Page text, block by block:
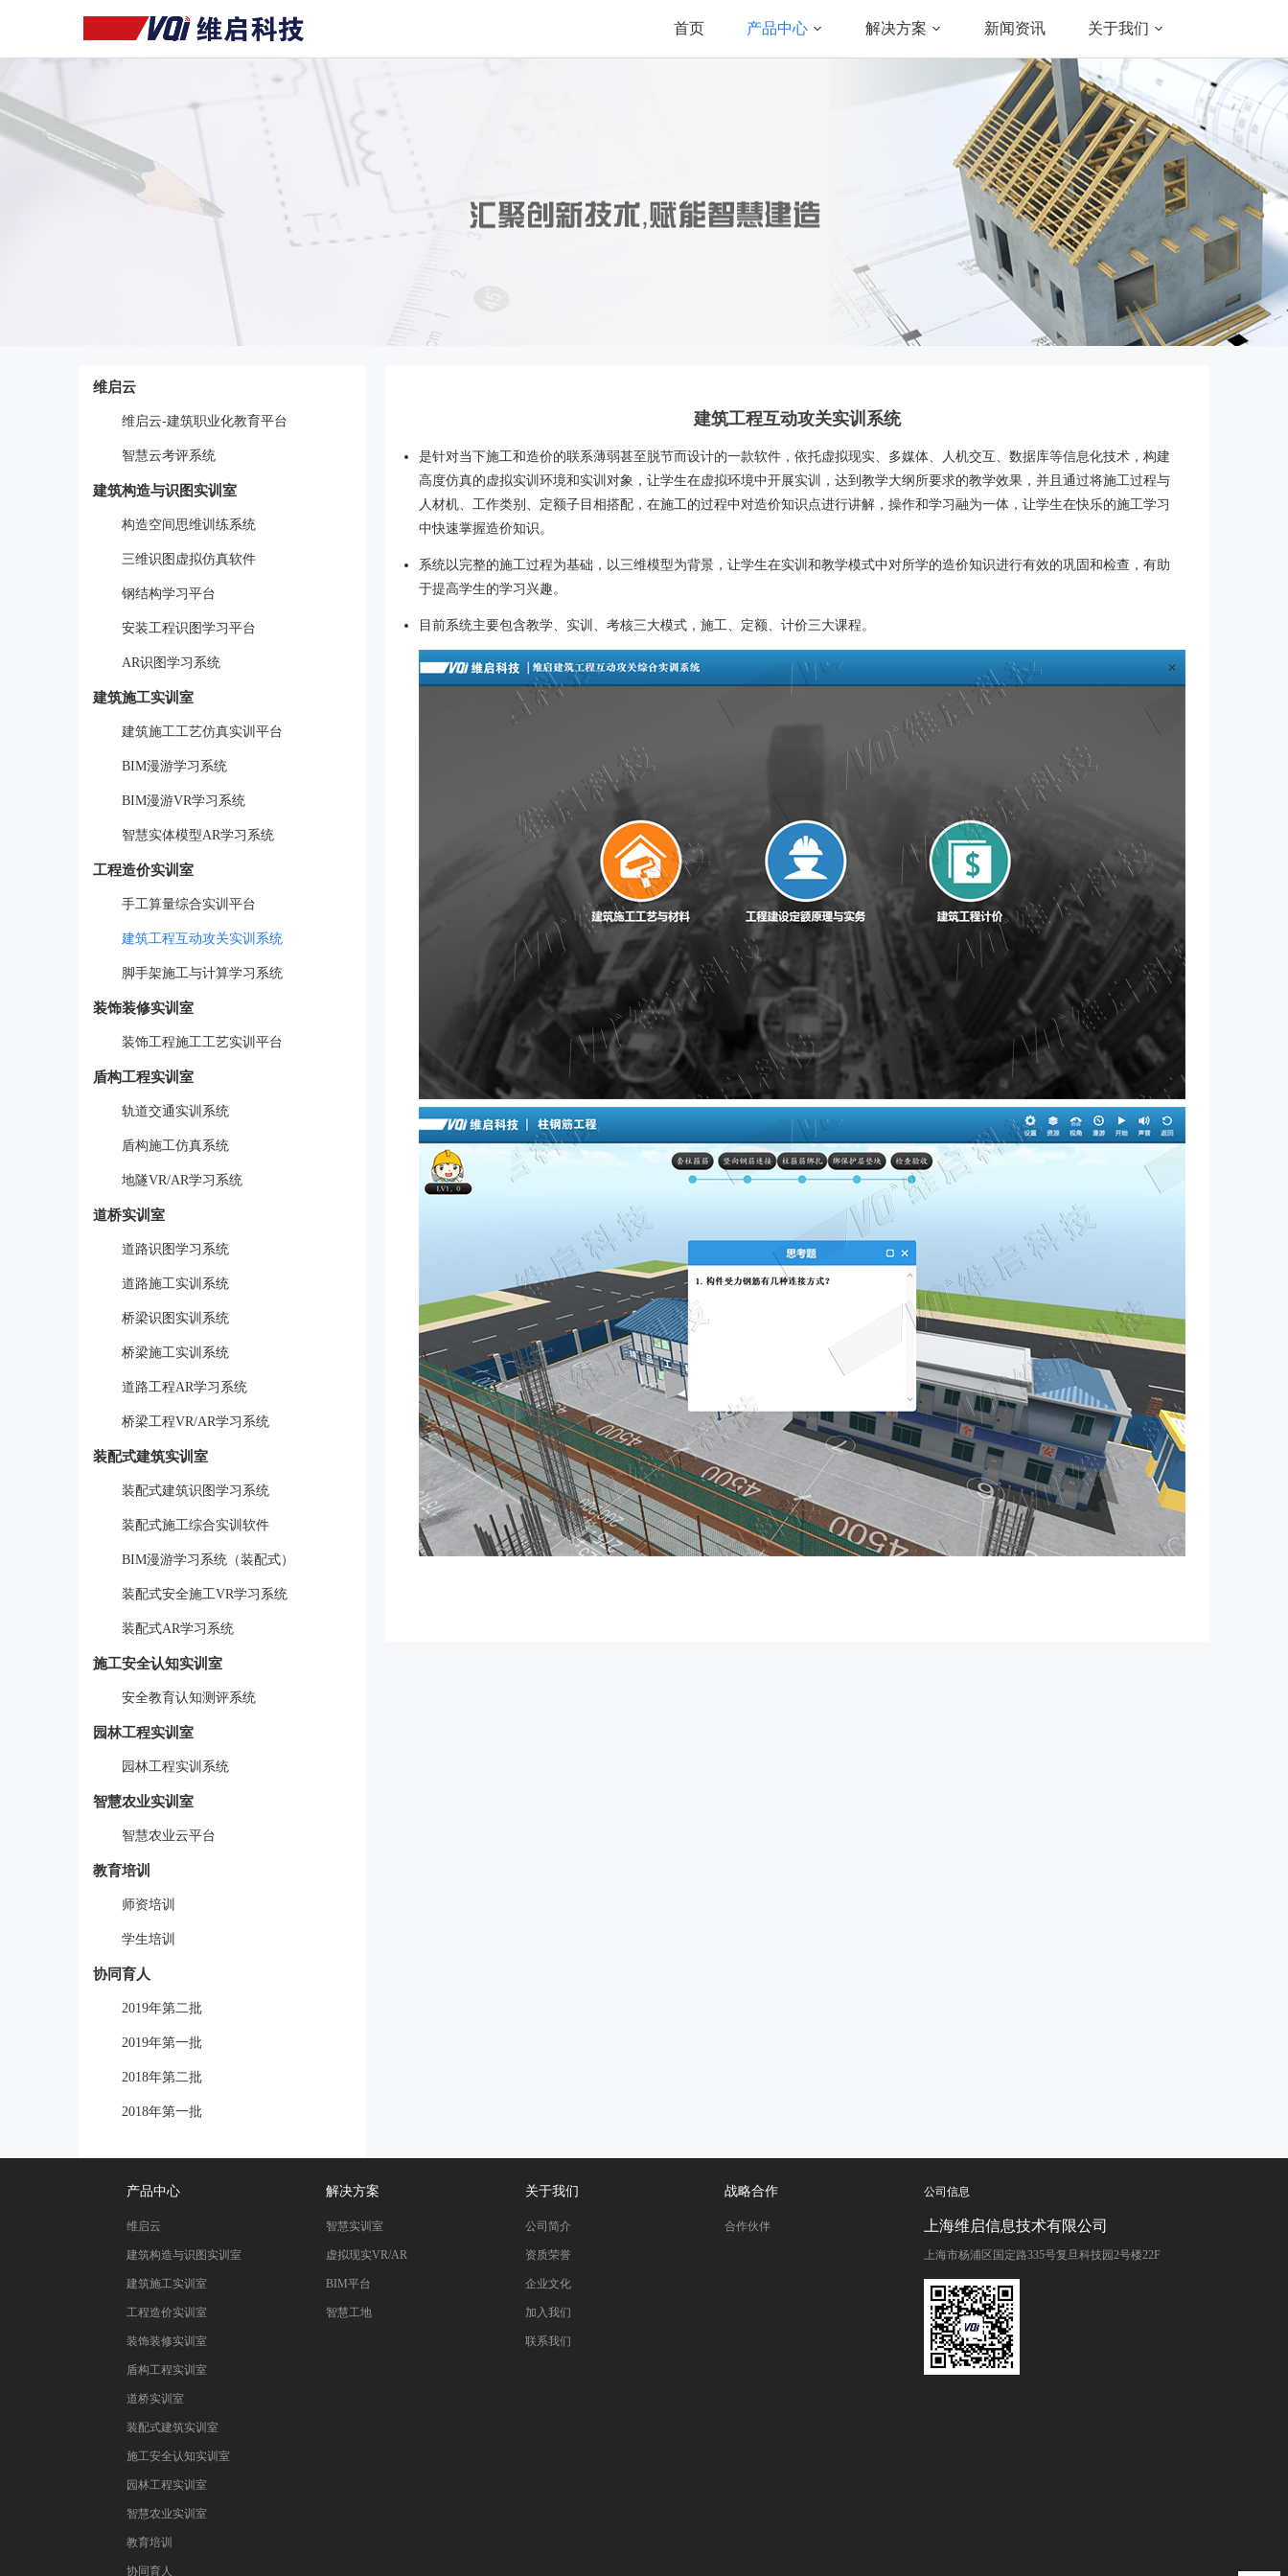
首页 产品中心 解决方案 新闻资讯 关于我们
维启云
维启云-建筑职业化教育平台
智慧云考评系统
建筑构造与识图实训室
构造空间思维训练系统
三维识图虚拟仿真软件
钢结构学习平台
安装工程识图学习平台
AR识图学习系统
建筑施工实训室
建筑施工工艺仿真实训平台
BIM漫游学习系统
BIM漫游VR学习系统
智慧实体模型AR学习系统
工程造价实训室
手工算量综合实训平台
建筑工程互动攻关实训系统
脚手架施工与计算学习系统
装饰装修实训室
装饰工程施工工艺实训平台
盾构工程实训室
轨道交通实训系统
盾构施工仿真系统
地隧VR/AR学习系统
道桥实训室
道路识图学习系统
道路施工实训系统
桥梁识图实训系统
桥梁施工实训系统
道路工程AR学习系统
桥梁工程VR/AR学习系统
装配式建筑实训室
装配式建筑识图学习系统
装配式施工综合实训软件
BIM漫游学习系统（装配式）
装配式安全施工VR学习系统
装配式AR学习系统
施工安全认知实训室
安全教育认知测评系统
园林工程实训室
园林工程实训系统
智慧农业实训室
智慧农业云平台
教育培训
师资培训
学生培训
协同育人
2019年第二批
2019年第一批
2018年第二批
2018年第一批
建筑工程互动攻关实训系统
是针对当下施工和造价的联系薄弱甚至脱节而设计的一款软件，依托虚拟现实、多媒体、人机交互、数据库等信息化技术，构建
高度仿真的虚拟实训环境和实训对象，让学生在虚拟环境中开展实训，达到教学大纲所要求的教学效果，并且通过将施工过程与
人材机、工作类别、定额子目相搭配，在施工的过程中对造价知识点进行讲解，操作和学习融为一体，让学生在快乐的施工学习
中快速掌握造价知识。
系统以完整的施工过程为基础，以三维模型为背景，让学生在实训和教学模式中对所学的造价知识进行有效的巩固和检查，有助
于提高学生的学习兴趣。
目前系统主要包含教学、实训、考核三大模式，施工、定额、计价三大课程。
产品中心
维启云
建筑构造与识图实训室
建筑施工实训室
工程造价实训室
装饰装修实训室
盾构工程实训室
道桥实训室
装配式建筑实训室
施工安全认知实训室
园林工程实训室
智慧农业实训室
教育培训
协同育人
解决方案
智慧实训室
虚拟现实VR/AR
BIM平台
智慧工地
关于我们
公司简介
资质荣誉
企业文化
加入我们
联系我们
战略合作
合作伙伴
公司信息
上海维启信息技术有限公司
上海市杨浦区国定路335号复旦科技园2号楼22F